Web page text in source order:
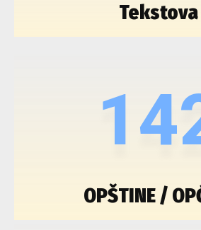
Tekstova
OPŠTINE /